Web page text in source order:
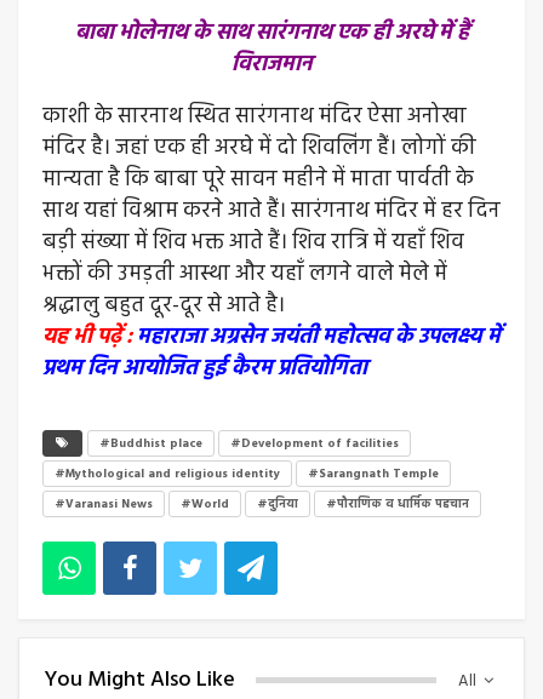
बाबा भोलेनाथ के साथ सारंगनाथ एक ही अरघे में हैं
विराजमान
काशी के सारनाथ स्थित सारंगनाथ मंदिर ऐसा अनोखा
मंदिर है। जहां एक ही अरघे में दो शिवलिंग हैं। लोगों की
मान्यता है कि बाबा पूरे सावन महीने में माता पार्वती के
साथ यहां विश्राम करने आते हैं। सारंगनाथ मंदिर में हर दिन
बड़ी संख्या में शिव भक्त आते हैं। शिव रात्रि में यहाँ शिव
भक्तों की उमड़ती आस्था और यहाँ लगने वाले मेले में
श्रद्धालु बहुत दूर-दूर से आते है।
यह भी पढ़ें :महाराजा अग्रसेन जयंती महोत्सव के उपलक्ष्य में
प्रथम दिन आयोजित हुई कैरम प्रतियोगिता
#Buddhist place
#Development of facilities
#Mythological and religious identity
#Sarangnath Temple
#Varanasi News
#World #दुनिया #पौराणिक व धार्मिक पहचान
All
You Might Also Like